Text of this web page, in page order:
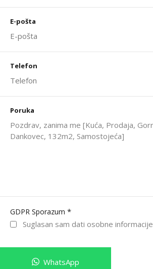
E-pošta
Telefon
Poruka
GDPR Sporazum *
Suglasan sam dati osobne informacije
WhatsApp